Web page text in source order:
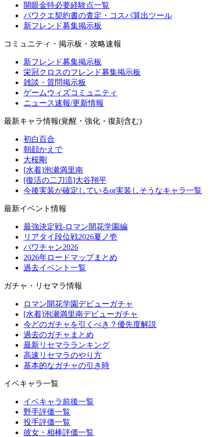
開眼金特必要経験点一覧
パワクエ契約書の査定・コスパ算出ツール
新フレンド募集掲示板
コミュニティ・掲示板・攻略速報
新フレンド募集掲示板
栄冠クロスのフレンド募集掲示板
雑談・質問掲示板
ゲームウィズコミュニティ
ニュース速報/更新情報
最新キャラ情報(覚醒・強化・復刻含む)
初白百合
朝顔かえで
大桜剛
[水着]泡瀬満里南
[復活の二刀流]大谷翔平
今後実装が確定しているor実装しそうなキャラ一覧
最新イベント情報
最強決定戦-ロマン開花学園編
リアタイ段位戦2026夏ノ壱
パワチャン2026
2026年ロードマップまとめ
過去イベント一覧
ガチャ・リセマラ情報
ロマン開花学園デビューガチャ
[水着]泡瀬満里南デビューガチャ
今どのガチャを引くべき？優先度解説
過去のガチャまとめ
最新リセマラランキング
高速リセマラのやり方
基本的なガチャの引き時
イベキャラ一覧
イベキャラ前後一覧
野手評価一覧
投手評価一覧
彼女・相棒評価一覧